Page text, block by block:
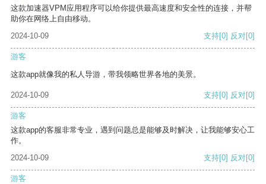
这款加速器VPM应用程序可以给你提供最高速度和安全性的连接，并帮
助你在网络上自由移动。
2024-10-09
支持[0] 反对[0]
游客
这款app就像我的私人导游，带我领略世界各地的美景。
2024-10-09 支持[0] 反对[0]
游客
这款app的客服非常专业，遇到问题总是能够及时解决，让我能够安心工
作。
2024-10-09
支持[0] 反对[0]
游客